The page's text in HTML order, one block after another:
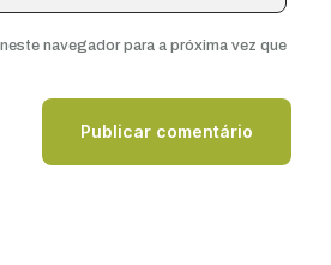
navegador para a próxima vez que